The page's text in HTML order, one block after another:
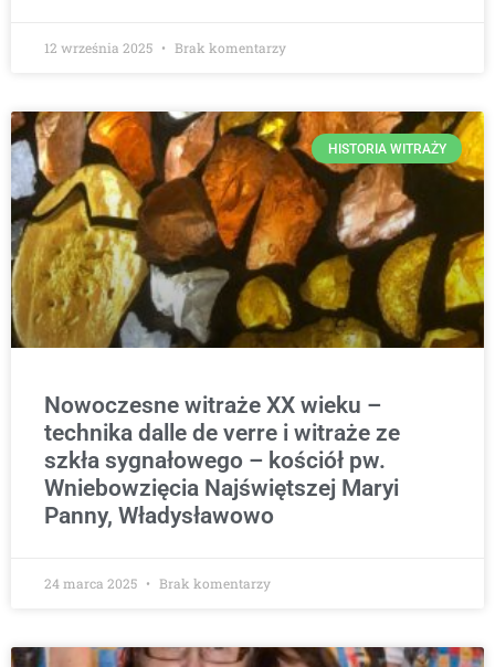
12 września 2025 Brak komentarzy
HISTORIA WITRAŻY
Nowoczesne witraże XX wieku –
technika dalle de verre i witraże ze
szkła sygnałowego – kościół pw.
Wniebowzięcia Najświętszej Maryi
Panny, Władysławowo
24 marca 2025 Brak komentarzy